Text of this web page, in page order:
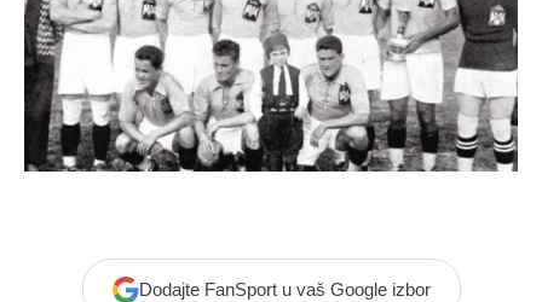
Dodajte FanSport u vaš Google izbor